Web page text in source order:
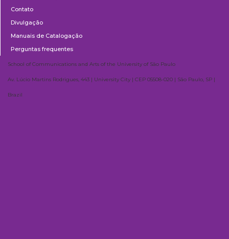
Contato
Divulgação
Manuais de Catalogação
Perguntas frequentes
School of Communications and Arts of the University of São Paulo
Av. Lúcio Martins Rodrigues, 443 | University City | CEP 05508-020 | São Paulo, SP |
Brazil